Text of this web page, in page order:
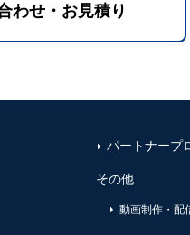
わせ・お見積り
パートナープ
その他
動画制作・配